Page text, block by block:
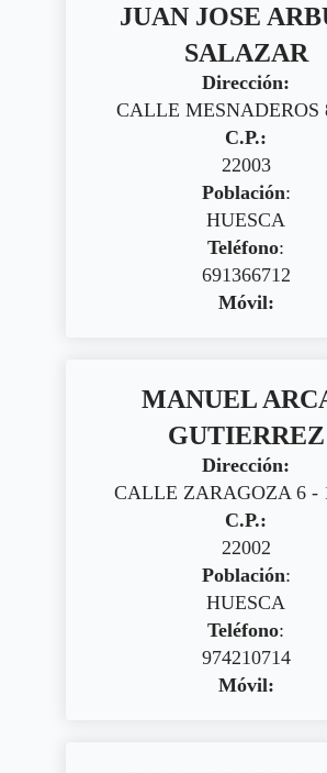
JUAN JOSE
SALAZAR
Dirección:
CALLE MESNADEROS
C.P.:
22003
Población:
HUESCA
Teléfono:
691366712
Móvil:
MANUEL
GUTIERREZ
Dirección:
CALLE ZARAGOZA 6 -
C.P.:
22002
Población:
HUESCA
Teléfono:
974210714
Móvil: